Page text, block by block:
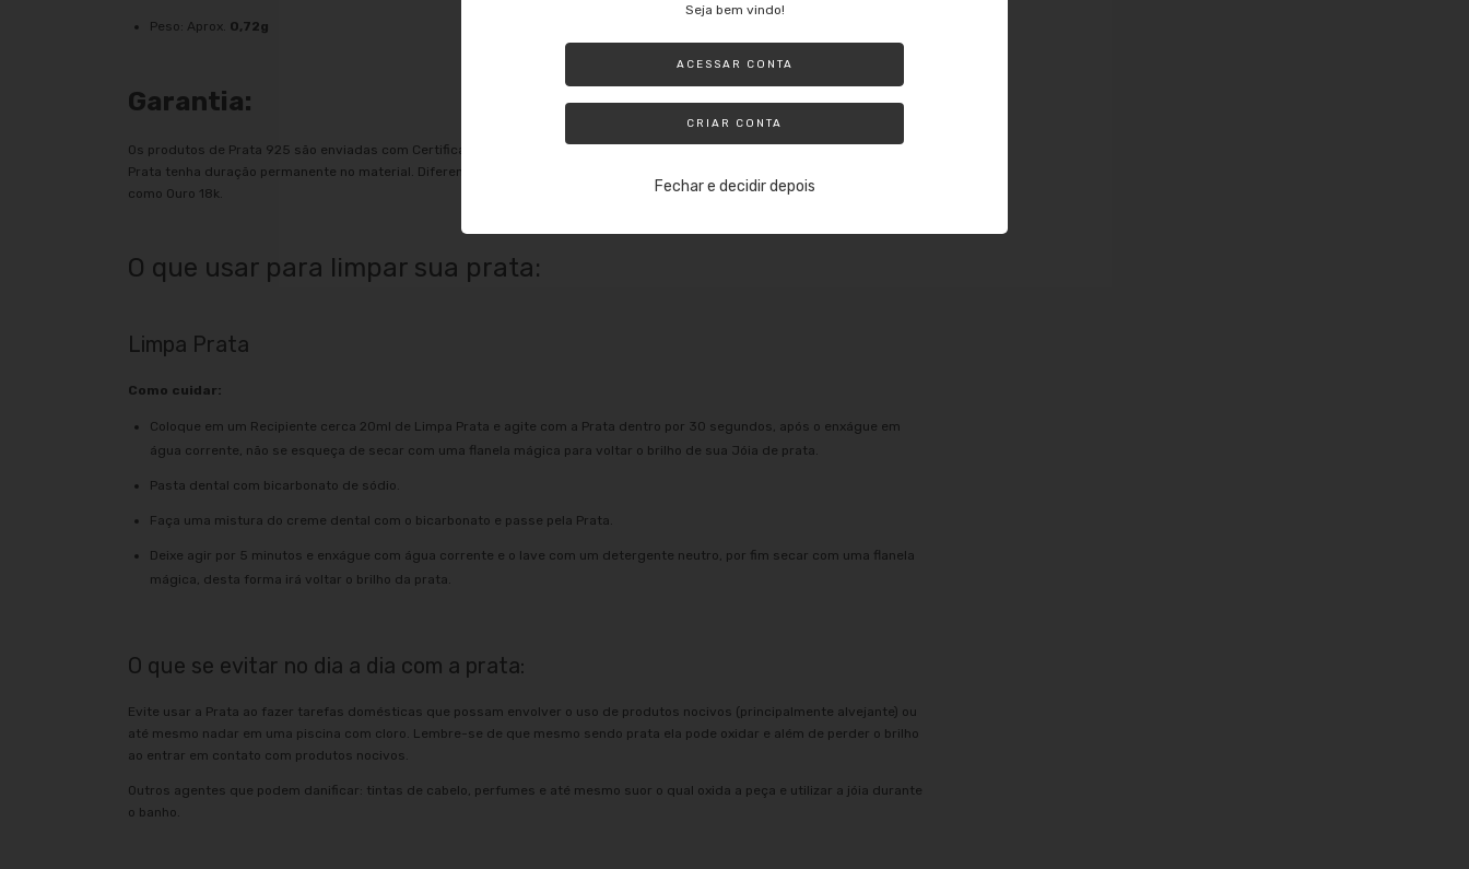
Peso: Aprox. 0,72g
Garantia:
Os produtos de Prata 925 são enviadas com Certificado de Garantia de Autenticidade da Prata 925, garantimos que nossa
Prata tenha duração permanente no material. Diferentemente de Bijuterias, Joias em Prata 925 tem Duração Eterna assim
como Ouro 18k.
O que usar para limpar sua prata:
Limpa Prata
Como cuidar:
Coloque em um Recipiente cerca 20ml de Limpa Prata e agite com a Prata dentro por 30 segundos, após o enxágue em
água corrente, não se esqueça de secar com uma flanela mágica para voltar o brilho de sua Jóia de prata.
Pasta dental com bicarbonato de sódio.
Faça uma mistura do creme dental com o bicarbonato e passe pela Prata.
Deixe agir por 5 minutos e enxágue com água corrente e o lave com um detergente neutro, por fim secar com uma flanela
mágica, desta forma irá voltar o brilho da prata.
O que se evitar no dia a dia com a prata:
Evite usar a Prata ao fazer tarefas domésticas que possam envolver o uso de produtos nocivos (principalmente alvejante) ou
até mesmo nadar em uma piscina com cloro. Lembre-se de que mesmo sendo prata ela pode oxidar e além de perder o brilho
ao entrar em contato com produtos nocivos.
Outros agentes que podem danificar: tintas de cabelo, perfumes e até mesmo suor o qual oxida a peça e utilizar a jóia durante
o banho.
Seja bem vindo!
ACESSAR CONTA
CRIAR CONTA
Fechar e decidir depois